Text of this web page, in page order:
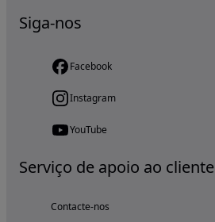
Siga-nos
Facebook
Instagram
YouTube
Serviço de apoio ao cliente
Contacte-nos